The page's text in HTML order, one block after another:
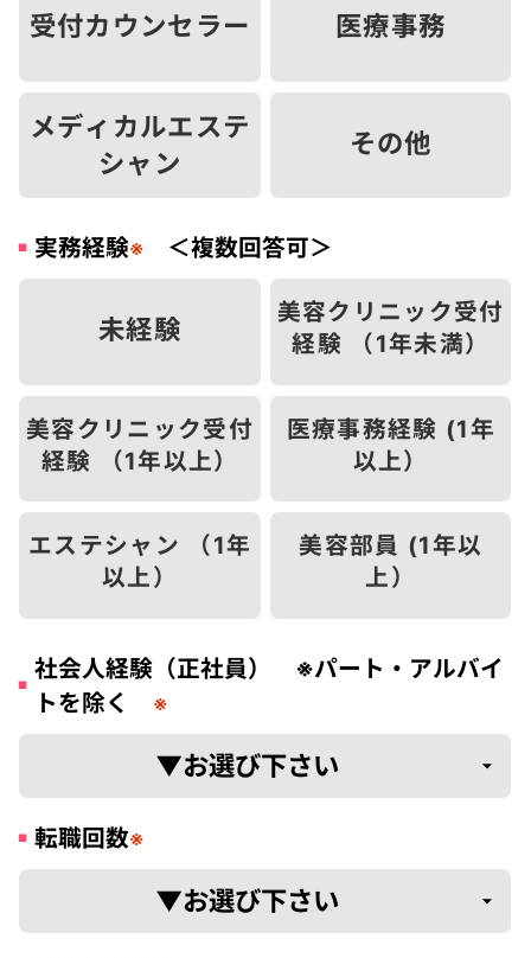
受付カウンセラー 医療事務
メディカルエステ
シャン
その他
実務経験※＜複数回答可＞
未経験
美容クリニック受付
経験 （1年未満）
美容クリニック受付
経験 （1年以上）
医療事務経験 (1年
以上）
エステシャン （1年
以上）
美容部員 (1年以
上）
社会人経験（正社員） ※パート・アルバイ
トを除く
※
転職回数※